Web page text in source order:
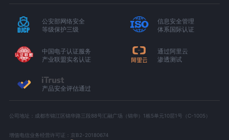
公安部网络安全
等级保护三级
信息安全管理
体系国际认证
中国电子认证服务
产业联盟实名认证
通过阿里云
渗透测试
产品安全评估通过
公司地址：成都市锦江区锦华路三段88号汇融广场（锦华）1栋5单元10层1号（C-1005）
增值电信业务经营许可证：京B2-20180674